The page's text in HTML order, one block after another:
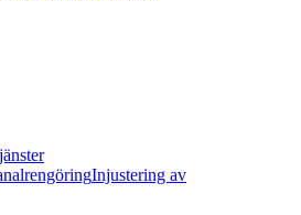
Injustering av